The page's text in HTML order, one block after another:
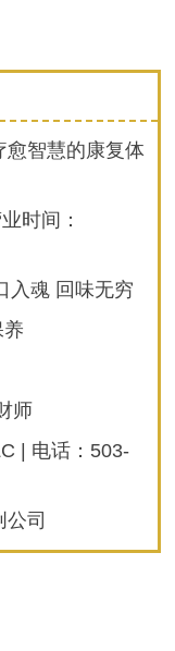
愈智慧的康复体
时间：
入魂 回味无穷
师
| 电话：503-
司